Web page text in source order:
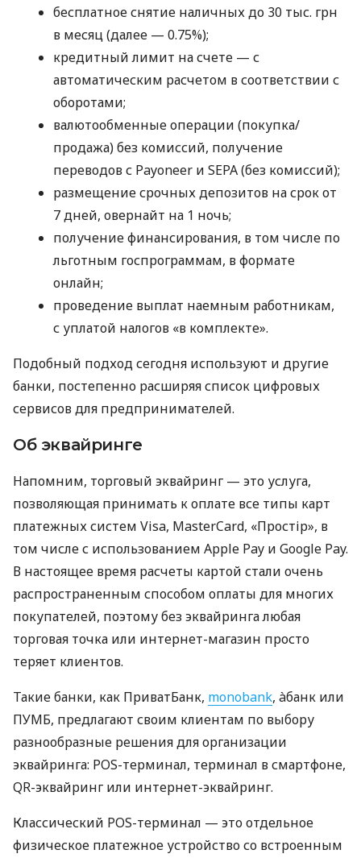
бесплатное снятие наличных до 30 тыс. грн
в месяц (далее — 0.75%);
кредитный лимит на счете — с
автоматическим расчетом в соответствии с
оборотами;
валютообменные операции (покупка/
продажа) без комиссий, получение
переводов с Payoneer и SEPA (без комиссий);
размещение срочных депозитов на срок от
7 дней, овернайт на 1 ночь;
получение финансирования, в том числе по
льготным госпрограммам, в формате
онлайн;
проведение выплат наемным работникам,
с уплатой налогов «в комплекте».
Подобный подход сегодня используют и другие
банки, постепенно расширяя список цифровых
сервисов для предпринимателей.
Об эквайринге
Напомним, торговый эквайринг — это услуга,
позволяющая принимать к оплате все типы карт
платежных систем Visa, MasterCard, «Простір», в
том числе с использованием Apple Pay и Google Pay.
В настоящее время расчеты картой стали очень
распространенным способом оплаты для многих
покупателей, поэтому без эквайринга любая
торговая точка или интернет-магазин просто
теряет клиентов.
Такие банки, как ПриватБанк, monobank, àбанк или
ПУМБ, предлагают своим клиентам по выбору
разнообразные решения для организации
эквайринга: POS-терминал, терминал в смартфоне,
QR-эквайринг или интернет-эквайринг.
Классический POS-терминал — это отдельное
физическое платежное устройство со встроенным